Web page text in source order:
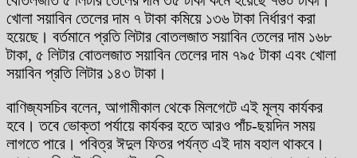
খোলা সয়াবিন তেলের দাম ৭ টাকা কমিয়ে ১৩৬ টাকা নির্ধারণ করা
হয়েছে। বর্তমানে প্রতি লিটার বোতলজাত সয়াবিন তেলের দাম ১৬৮
টাকা, ৫ লিটার বোতলজাত সয়াবিন তেলের দাম ৭৯৫ টাকা এবং খোলা
সয়াবিন প্রতি লিটার ১৪৩ টাকা।
বাণিজ্যসচিব বলেন, আগামীকাল থেকে মিলগেটে এই মূল্য কার্যকর
হবে। তবে ভোক্তা পর্যায়ে কার্যকর হতে আরও পাঁচ-ছয়দিন সময়
লাগতে পারে। পবিত্র ঈদুল ফিতর পর্যন্ত এই দাম বহাল থাকবে।